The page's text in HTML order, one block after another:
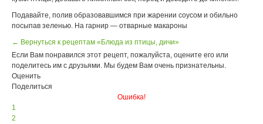
Подавайте, полив образовавшимся при жарении соусом и обильно
посыпав зеленью. На гарнир — отварные макароны
← Вернуться к рецептам «Блюда из птицы, дичи»
Если Вам понравился этот рецепт, пожалуйста, оцените его или
поделитесь им с друзьями. Мы будем Вам очень признательны.
Оценить
Поделиться
Ошибка!
1
2